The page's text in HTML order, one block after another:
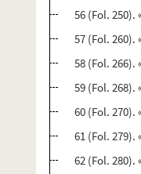
56 (Fol. 250).
57 (Fol. 260).
58 (Fol. 266).
59 (Fol. 268).
60 (Fol. 270).
61 (Fol. 279).
62 (Fol. 280).